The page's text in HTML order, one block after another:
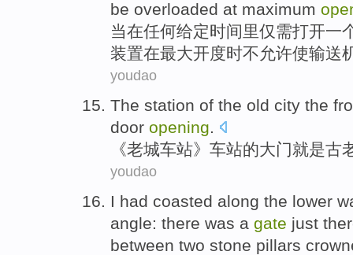
be overloaded at maximum
当在任何给定时间里仅需打开一
装置在最大开度时不允许使输送
youdao
The station of the old city the
door opening.
《老城车站》车站的大门就是古
youdao
I had coasted along the lower
angle: there was a gate just
between two stone pillars